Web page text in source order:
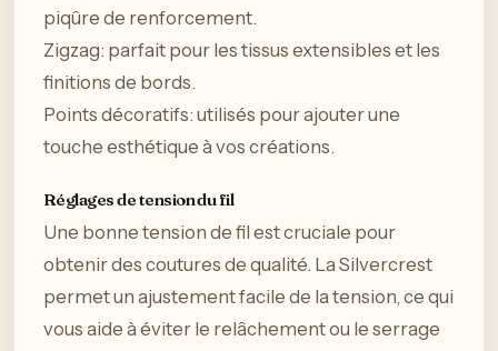
piqûre de renforcement.
Zigzag: parfait pour les tissus extensibles et les
finitions de bords.
Points décoratifs: utilisés pour ajouter une
touche esthétique à vos créations.
Réglages de tension du fil
Une bonne tension de fil est cruciale pour
obtenir des coutures de qualité. La Silvercrest
permet un ajustement facile de la tension, ce qui
vous aide à éviter le relâchement ou le serrage